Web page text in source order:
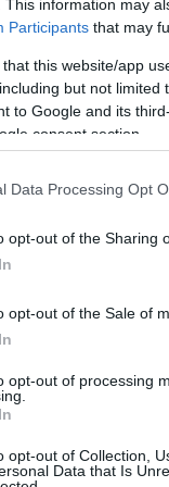
This information may
Participants that may
that this website/app
but not limited
to Google and its
consent section.
Data Processing Opt
opt-out of the Sharing
opt-out of the Sale of
opt-out of processing
opt-out of Collection,
Data that Is
la
malformazioni